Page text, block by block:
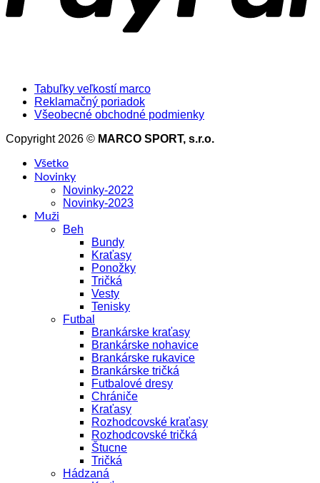
Tabuľky veľkostí marco
Reklamačný poriadok
Všeobecné obchodné podmienky
Copyright 2026 © MARCO SPORT, s.r.o.
Všetko
Novinky
Novinky-2022
Novinky-2023
Muži
Beh
Bundy
Kraťasy
Ponožky
Tričká
Vesty
Tenisky
Futbal
Brankárske kraťasy
Brankárske nohavice
Brankárske rukavice
Brankárske tričká
Futbalové dresy
Chrániče
Kraťasy
Rozhodcovské kraťasy
Rozhodcovské tričká
Štucne
Tričká
Hádzaná